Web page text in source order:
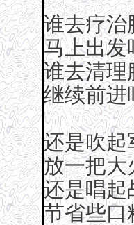
谁去疗治
马上出发
谁去清理
继续前进
还是吹起
放一把大
还是唱起
节省些口